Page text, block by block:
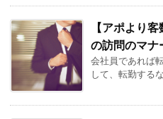
【アポより
の訪問のマナ
会社員であれば
して、転勤する